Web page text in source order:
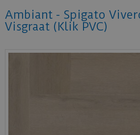
Ambiant - Spigato
Visgraat (Klik PVC)